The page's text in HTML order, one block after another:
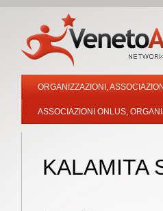
ORGANIZZAZIONI,
ASSOCIAZIONI ONLUS,
KALAMITA